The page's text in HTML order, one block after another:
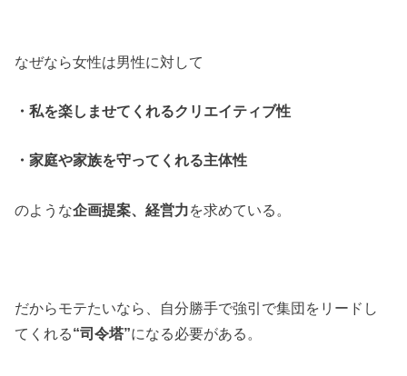
なぜなら女性は男性に対して
・私を楽しませてくれるクリエイティブ性
・家庭や家族を守ってくれる主体性
のような企画提案、経営力を求めている。
だからモテたいなら、自分勝手で強引で集団をリードし
てくれる“司令塔”になる必要がある。